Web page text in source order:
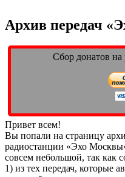
Архив передач
Сбор донатов на
Привет всем!
Вы попали на страницу
радиостанции «Эхо
совсем небольшой, так как
1) из тех передач, которые